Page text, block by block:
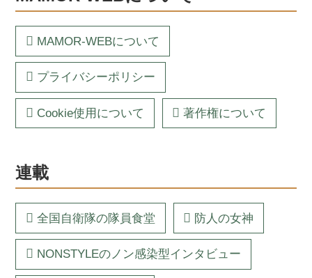
MAMOR-WEBについて
プライバシーポリシー
Cookie使用について 著作権について
連載
全国自衛隊の隊員食堂 防人の女神
NONSTYLEのノン感染型インタビュー